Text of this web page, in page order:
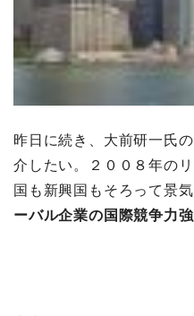
昨日に続き、大前研一氏
介したい。２００８年の
国も新興国もそろって景
ーバル企業の国際競争力